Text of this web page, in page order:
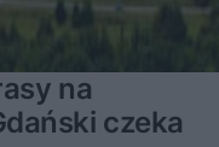
na
czeka